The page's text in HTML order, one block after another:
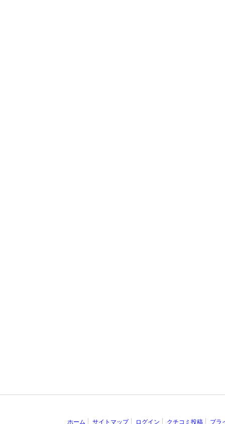
ホーム サイトマップ ログイン クチコミ投稿 プラ